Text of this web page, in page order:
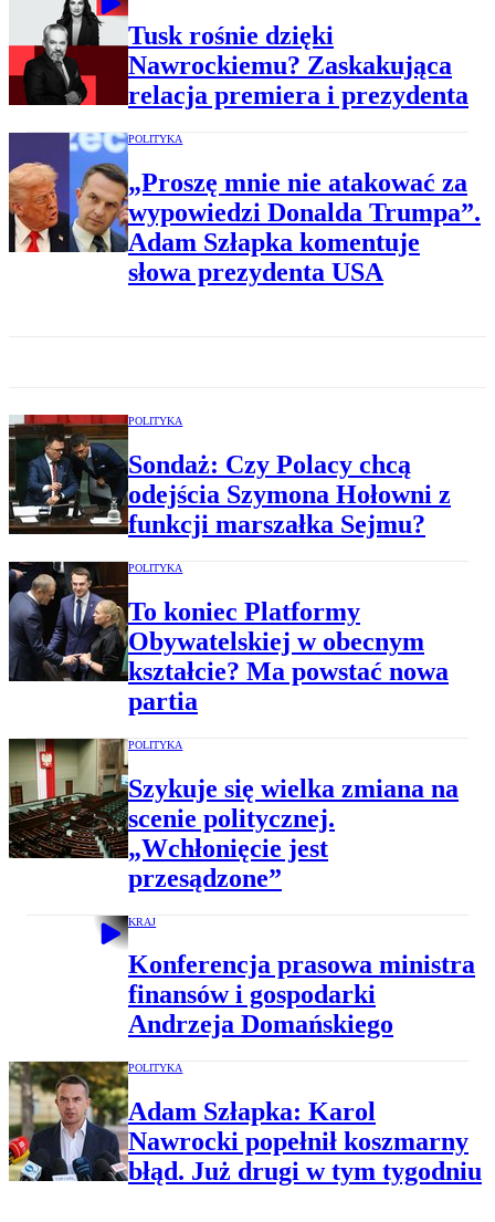
Tusk rośnie dzięki
Nawrockiemu? Zaskakująca
relacja premiera i prezydenta
POLITYKA
„Proszę mnie nie atakować za
wypowiedzi Donalda Trumpa”.
Adam Szłapka komentuje
słowa prezydenta USA
POLITYKA
Sondaż: Czy Polacy chcą
odejścia Szymona Hołowni z
funkcji marszałka Sejmu?
POLITYKA
To koniec Platformy
Obywatelskiej w obecnym
kształcie? Ma powstać nowa
partia
POLITYKA
Szykuje się wielka zmiana na
scenie politycznej.
„Wchłonięcie jest
przesądzone”
KRAJ
Konferencja prasowa ministra
finansów i gospodarki
Andrzeja Domańskiego
POLITYKA
Adam Szłapka: Karol
Nawrocki popełnił koszmarny
błąd. Już drugi w tym tygodniu